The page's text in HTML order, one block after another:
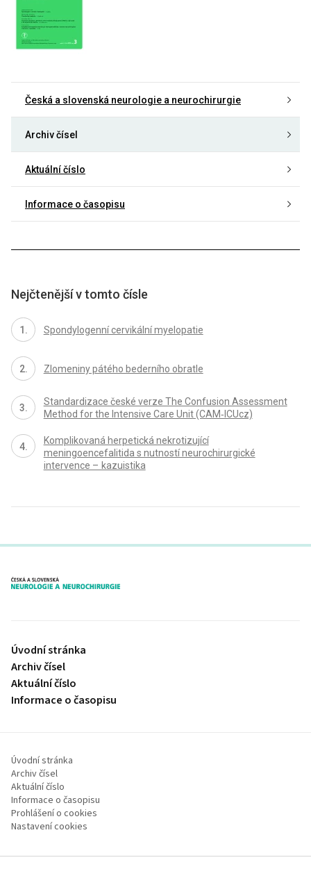
Česká a slovenská neurologie a neurochirurgie
Archiv čísel
Aktuální číslo
Informace o časopisu
Nejčtenější v tomto čísle
Spondylogenní cervikální myelopatie
Zlomeniny pátého bederního obratle
Standardizace české verze The Confusion Assessment
Method for the Intensive Care Unit (CAM‑ICUcz)
Komplikovaná herpetická nekrotizující
meningoencefalitida s nutností neurochirurgické
intervence – kazuistika
proLékaře.cz
Úvodní stránka
Archiv čísel
Aktuální číslo
Informace o časopisu
Úvodní stránka
Archiv čísel
Aktuální číslo
Informace o časopisu
Prohlášení o cookies
Nastavení cookies